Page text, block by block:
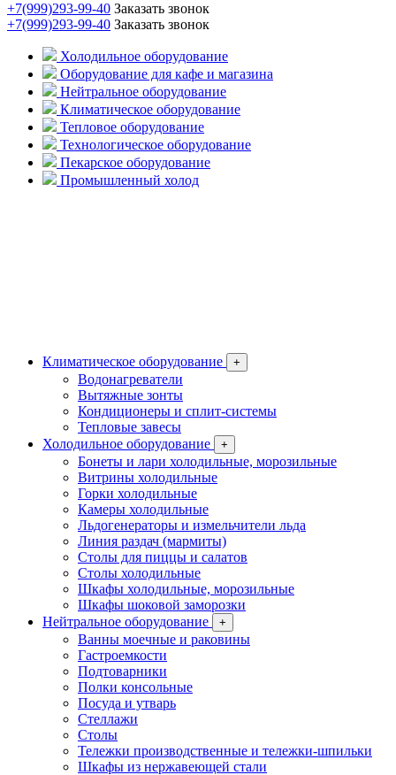
+7(999)293-99-40 Заказать звонок
+7(999)293-99-40 Заказать звонок
Холодильное оборудование
Оборудование для кафе и магазина
Нейтральное оборудование
Климатическое оборудование
Тепловое оборудование
Технологическое оборудование
Пекарское оборудование
Промышленный холод
Климатическое оборудование +
Водонагреватели
Вытяжные зонты
Кондиционеры и сплит-системы
Тепловые завесы
Холодильное оборудование
+
Бонеты и лари холодильные, морозильные
Витрины холодильные
Горки холодильные
Камеры холодильные
Льдогенераторы и измельчители льда
Линия раздач (мармиты)
Столы для пиццы и салатов
Столы холодильные
Шкафы холодильные, морозильные
Шкафы шоковой заморозки
Нейтральное оборудование
+
Ванны моечные и раковины
Гастроемкости
Подтоварники
Полки консольные
Посуда и утварь
Стеллажи
Столы
Тележки производственные и тележки-шпильки
Шкафы из нержавеющей стали